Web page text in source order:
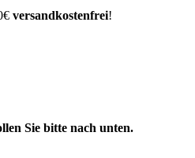
versandkostenfrei!
Sie bitte nach unten.